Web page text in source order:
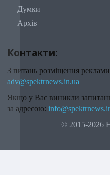
Думки
Архів
Контакти:
З питань розміщення
adv@spektrnews.in.ua
Якщо у Вас виникли
за адресою:
© 2015-2026